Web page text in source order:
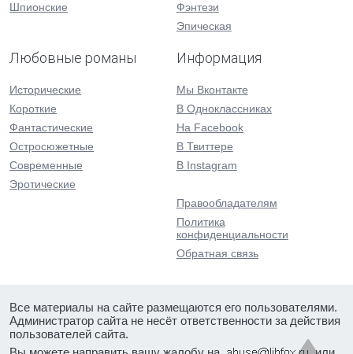
Шпионские
Фэнтези
Эпическая
Любовные романы
Исторические
Короткие
Фантастические
Остросюжетные
Современные
Эротические
Информация
Мы Вконтакте
В Одноклассниках
На Facebook
В Твиттере
В Instagram
Правообладателям
Политика
конфиденциальности
Обратная связь
Все материалы на сайте размещаются его пользователями.
Администратор сайта не несёт ответственности за действия
пользователей сайта.